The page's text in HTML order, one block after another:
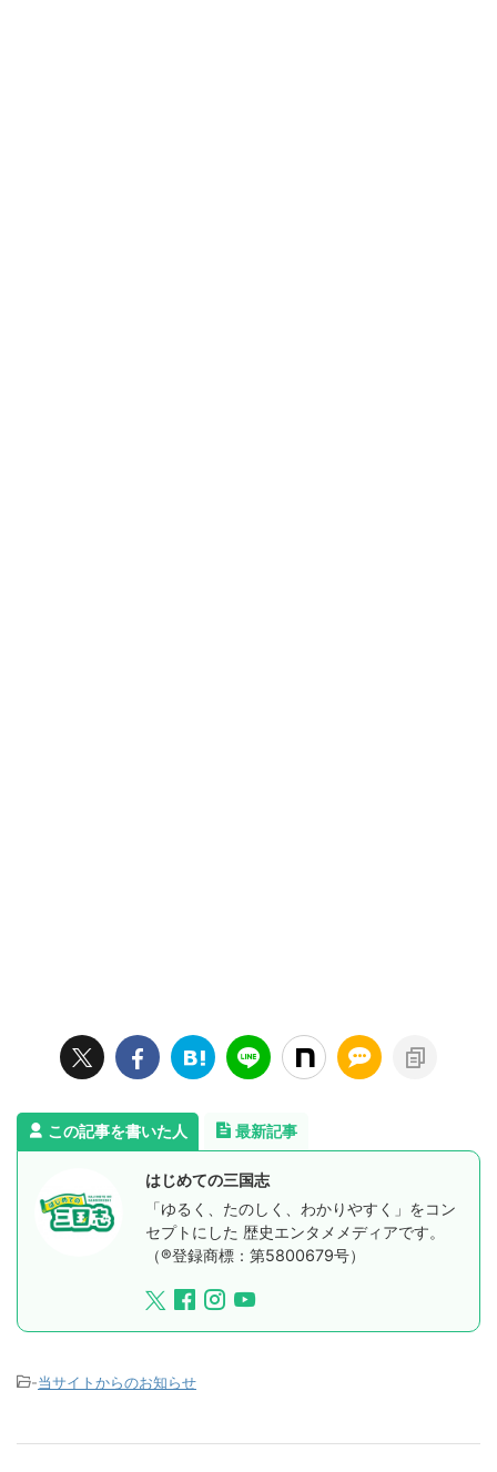
この記事を書いた人 最新記事
はじめての三国志
「ゆるく、たのしく、わかりやすく」をコン
セプトにした 歴史エンタメメディアです。
（®登録商標：第5800679号）
-当サイトからのお知らせ